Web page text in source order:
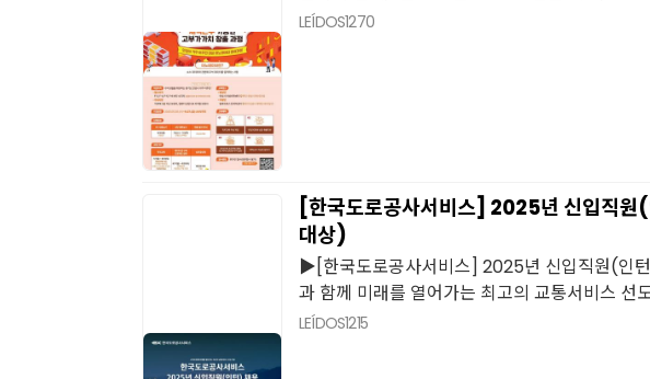
LEÍDOS1270
[한국도로공사서비스] 2025년 신입직
대상)
▶[한국도로공사서비스] 2025년 신입직원(인
과 함께 미래를 열어가는 최고의 교통서비스 선
LEÍDOS1215